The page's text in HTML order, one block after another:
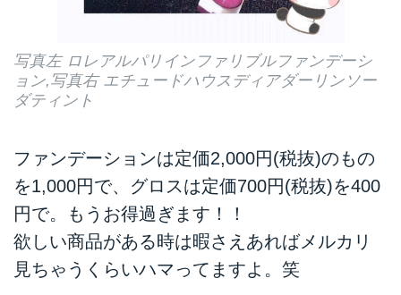
写真左 ロレアルパリインファリブルファンデーシ
ョン,写真右 エチュードハウスディアダーリンソー
ダティント
ファンデーションは定価2,000円(税抜)のもの
を1,000円で、グロスは定価700円(税抜)を400
円で。もうお得過ぎます！！
欲しい商品がある時は暇さえあればメルカリ
見ちゃうくらいハマってますよ。笑